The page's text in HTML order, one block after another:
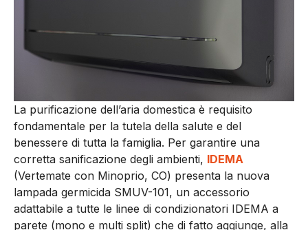
La purificazione dell’aria domestica è requisito
fondamentale per la tutela della salute e del
benessere di tutta la famiglia. Per garantire una
corretta sanificazione degli ambienti, IDEMA
(Vertemate con Minoprio, CO) presenta la nuova
lampada germicida SMUV-101, un accessorio
adattabile a tutte le linee di condizionatori IDEMA a
parete (mono e multi split) che di fatto aggiunge, alla